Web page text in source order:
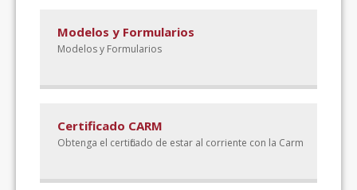
Modelos y Formularios
Modelos y Formularios
Certificado CARM
Obtenga el certificado de estar al corriente con la Carm